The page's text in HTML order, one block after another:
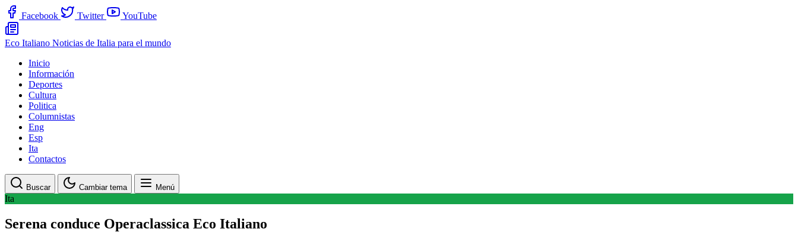
Facebook Twitter YouTube
Eco Italiano Noticias de Italia para el mundo
Inicio
Información
Deportes
Cultura
Politica
Columnistas
Eng
Esp
Ita
Contactos
Buscar Cambiar tema Menú
Ita
Serena conduce Operaclassica Eco Italiano